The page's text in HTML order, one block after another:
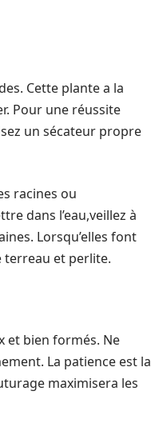
Cette plante a la
Pour une réussite
un sécateur propre
racines ou
dans l’eau,veillez à
Lorsqu’elles font
terreau et perlite.
et bien formés. Ne
La patience est la
maximisera les